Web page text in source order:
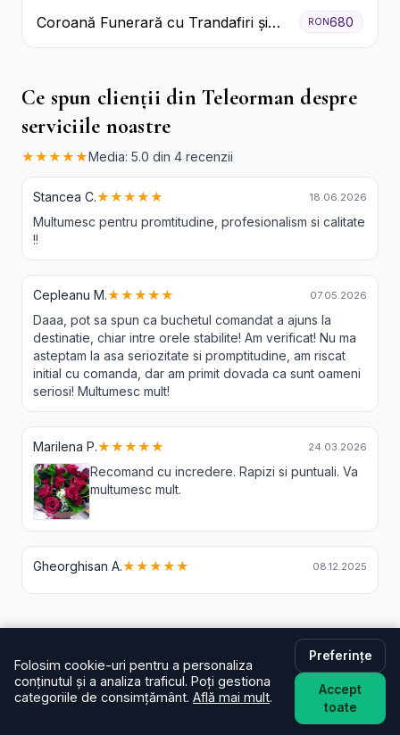
Coroană Funerară cu Trandafiri și
Crini
RON680
Ce spun clienții din Teleorman despre
serviciile noastre
★★★★★Media: 5.0 din 4 recenzii
Stancea C.★★★★★ 18.06.2026
Multumesc pentru promtitudine, profesionalism si calitate
!!
Cepleanu M.★★★★★ 07.05.2026
Daaa, pot sa spun ca buchetul comandat a ajuns la
destinatie, chiar intre orele stabilite! Am verificat! Nu ma
asteptam la asa seriozitate si promptitudine, am riscat
initial cu comanda, dar am primit dovada ca sunt oameni
seriosi! Multumesc mult!
Marilena P.★★★★★ 24.03.2026
Recomand cu incredere. Rapizi si puntuali. Va
multumesc mult.
Gheorghisan A.★★★★★ 08.12.2025
Livrare Flori Sericu - Intrebari Frecvente
În cât timp livrați în Sericu?
De regulă în aceeași zi (2–4 ore) pentru comenzi
plasate în intervalul programului. La checkout poți
Folosim cookie-uri pentru a personaliza
conținutul și a analiza traficul. Poți gestiona
categoriile de consimțământ. Află mai mult.
Preferințe
Accept
toate